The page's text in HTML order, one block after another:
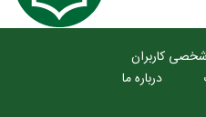
کاربران
درباره ما